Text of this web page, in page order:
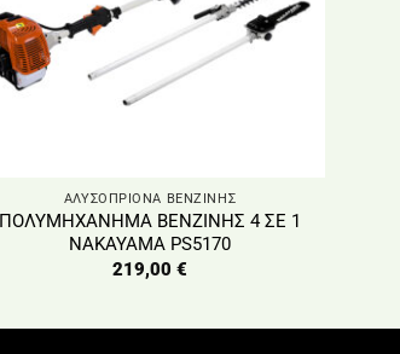
ΑΛΥΣΟΠΡΙΟΝΑ ΒΕΝΖΙΝΗΣ
ΠΟΛΥΜΗΧΑΝΗΜΑ ΒΕΝΖΙΝΗΣ 4 ΣΕ 1
NAKAYAMA PS5170
219,00 €